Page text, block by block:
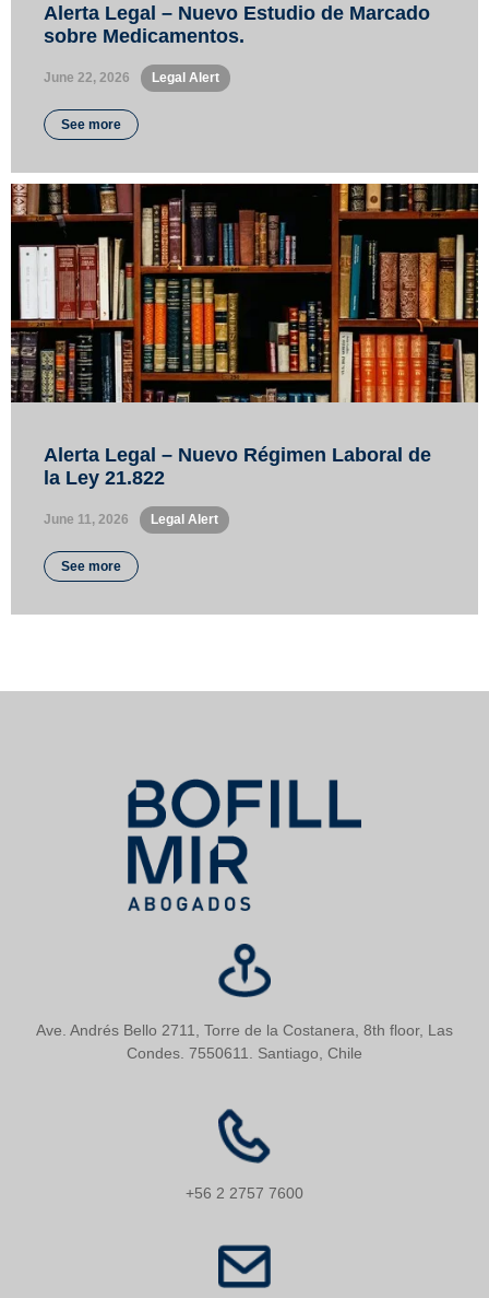
Alerta Legal – Nuevo Estudio de Marcado
sobre Medicamentos.
June 22, 2026 Legal Alert
See more
Alerta Legal – Nuevo Régimen Laboral de
la Ley 21.822
June 11, 2026 Legal Alert
See more
Ave. Andrés Bello 2711, Torre de la Costanera, 8th floor, Las
Condes. 7550611. Santiago, Chile
+56 2 2757 7600